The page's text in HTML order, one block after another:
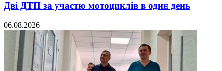
Дві ДТП за участю мотоциклів в один день
06.08.2026